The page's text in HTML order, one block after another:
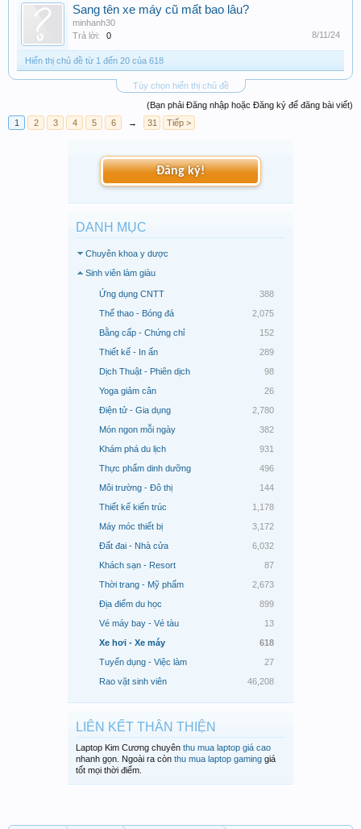
Sang tên xe máy cũ mất bao lâu?
minhanh30
Trả lời:
0 8/11/24
Hiển thị chủ đề từ 1 đến 20 của 618
Tùy chọn hiển thị chủ đề
(Bạn phải Đăng nhập hoặc Đăng ký để đăng bài viết)
1
2 3 4 5 6 → 31 Tiếp >
Đăng ký!
DANH MỤC
Chuyên khoa y dược
Sinh viên làm giàu
Ứng dụng CNTT
388
Thể thao - Bóng đá
2,075
Bằng cấp - Chứng chỉ
152
Thiết kế - In ấn
289
Dịch Thuật - Phiên dịch
98
Yoga giảm cân
26
Điện tử - Gia dụng
2,780
Món ngon mỗi ngày
382
Khám phá du lịch
931
Thực phẩm dinh dưỡng
496
Môi trường - Đô thị
144
Thiết kế kiến trúc
1,178
Máy móc thiết bị
3,172
Đất đai - Nhà cửa
6,032
Khách sạn - Resort
87
Thời trang - Mỹ phẩm
2,673
Địa điểm du học
899
Vé máy bay - Vé tàu
13
Xe hơi - Xe máy
618
Tuyển dụng - Việc làm
27
Rao vặt sinh viên
46,208
LIÊN KẾT THÂN THIỆN
Laptop Kim Cương chuyên thu mua laptop giá cao
nhanh gọn. Ngoài ra còn thu mua laptop gaming giá
tốt mọi thời điểm.